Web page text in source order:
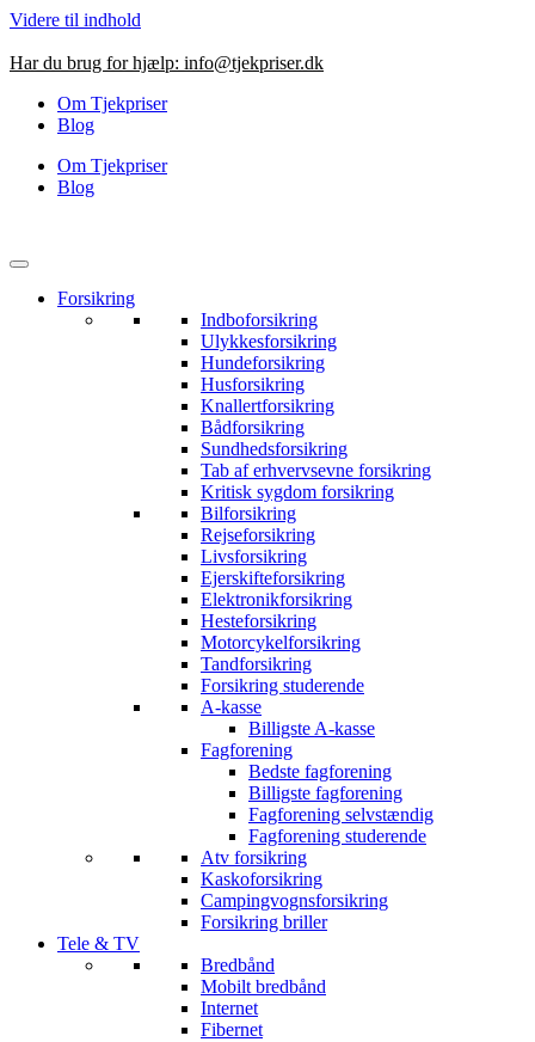
Videre til indhold
Har du brug for hjælp: info@tjekpriser.dk
Om Tjekpriser
Blog
Om Tjekpriser
Blog
Forsikring
Indboforsikring
Ulykkesforsikring
Hundeforsikring
Husforsikring
Knallertforsikring
Bådforsikring
Sundhedsforsikring
Tab af erhvervsevne forsikring
Kritisk sygdom forsikring
Bilforsikring
Rejseforsikring
Livsforsikring
Ejerskifteforsikring
Elektronikforsikring
Hesteforsikring
Motorcykelforsikring
Tandforsikring
Forsikring studerende
A-kasse
Billigste A-kasse
Fagforening
Bedste fagforening
Billigste fagforening
Fagforening selvstændig
Fagforening studerende
Atv forsikring
Kaskoforsikring
Campingvognsforsikring
Forsikring briller
Tele & TV
Bredbånd
Mobilt bredbånd
Internet
Fibernet